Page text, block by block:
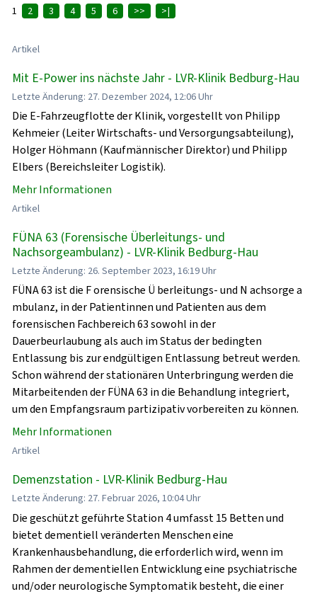
1 2 3 4 5 6 >> >|
Artikel
Mit E-Power ins nächste Jahr - LVR-Klinik Bedburg-Hau
Letzte Änderung: 27. Dezember 2024, 12:06 Uhr
Die E-Fahrzeugflotte der Klinik, vorgestellt von Philipp
Kehmeier (Leiter Wirtschafts- und Versorgungsabteilung),
Holger Höhmann (Kaufmännischer Direktor) und Philipp
Elbers (Bereichsleiter Logistik).
Mehr Informationen
Artikel
FÜNA 63 (Forensische Überleitungs- und
Nachsorgeambulanz) - LVR-Klinik Bedburg-Hau
Letzte Änderung: 26. September 2023, 16:19 Uhr
FÜNA 63 ist die F orensische Ü berleitungs- und N achsorge a
mbulanz, in der Patientinnen und Patienten aus dem
forensischen Fachbereich 63 sowohl in der
Dauerbeurlaubung als auch im Status der bedingten
Entlassung bis zur endgültigen Entlassung betreut werden.
Schon während der stationären Unterbringung werden die
Mitarbeitenden der FÜNA 63 in die Behandlung integriert,
um den Empfangsraum partizipativ vorbereiten zu können.
Mehr Informationen
Artikel
Demenzstation - LVR-Klinik Bedburg-Hau
Letzte Änderung: 27. Februar 2026, 10:04 Uhr
Die geschützt geführte Station 4 umfasst 15 Betten und
bietet dementiell veränderten Menschen eine
Krankenhausbehandlung, die erforderlich wird, wenn im
Rahmen der dementiellen Entwicklung eine psychiatrische
und/oder neurologische Symptomatik besteht, die einer